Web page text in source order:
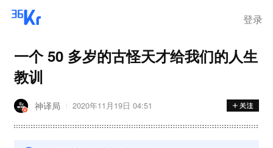
登录
一个 50 多岁的古怪天才给我们的人生
教训
神译局 2020年11月19日 04:51